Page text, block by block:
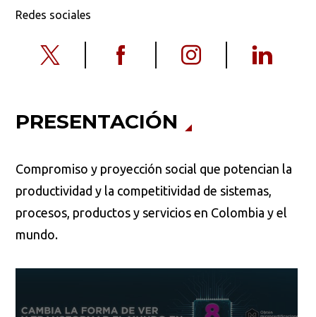
Redes sociales
PRESENTACIÓN
Compromiso y proyección social que potencian la
productividad y la competitividad de sistemas,
procesos, productos y servicios en Colombia y el
mundo.